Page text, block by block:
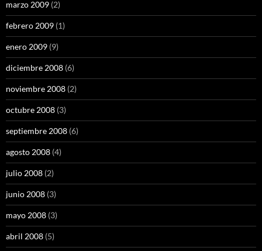
marzo 2009 (2)
febrero 2009 (1)
enero 2009 (9)
diciembre 2008 (6)
noviembre 2008 (2)
octubre 2008 (3)
septiembre 2008 (6)
agosto 2008 (4)
julio 2008 (2)
junio 2008 (3)
mayo 2008 (3)
abril 2008 (5)